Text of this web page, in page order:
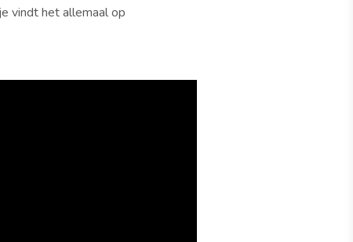
vindt het allemaal op